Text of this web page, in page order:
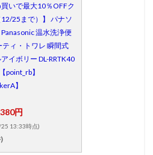
買いで最大10％OFFク
25まで）】 パナソ
温水洗浄便
ティ・トワレ 瞬間式
イボリー DL-RRTK40
point_rb】
】
円
13:33時点)